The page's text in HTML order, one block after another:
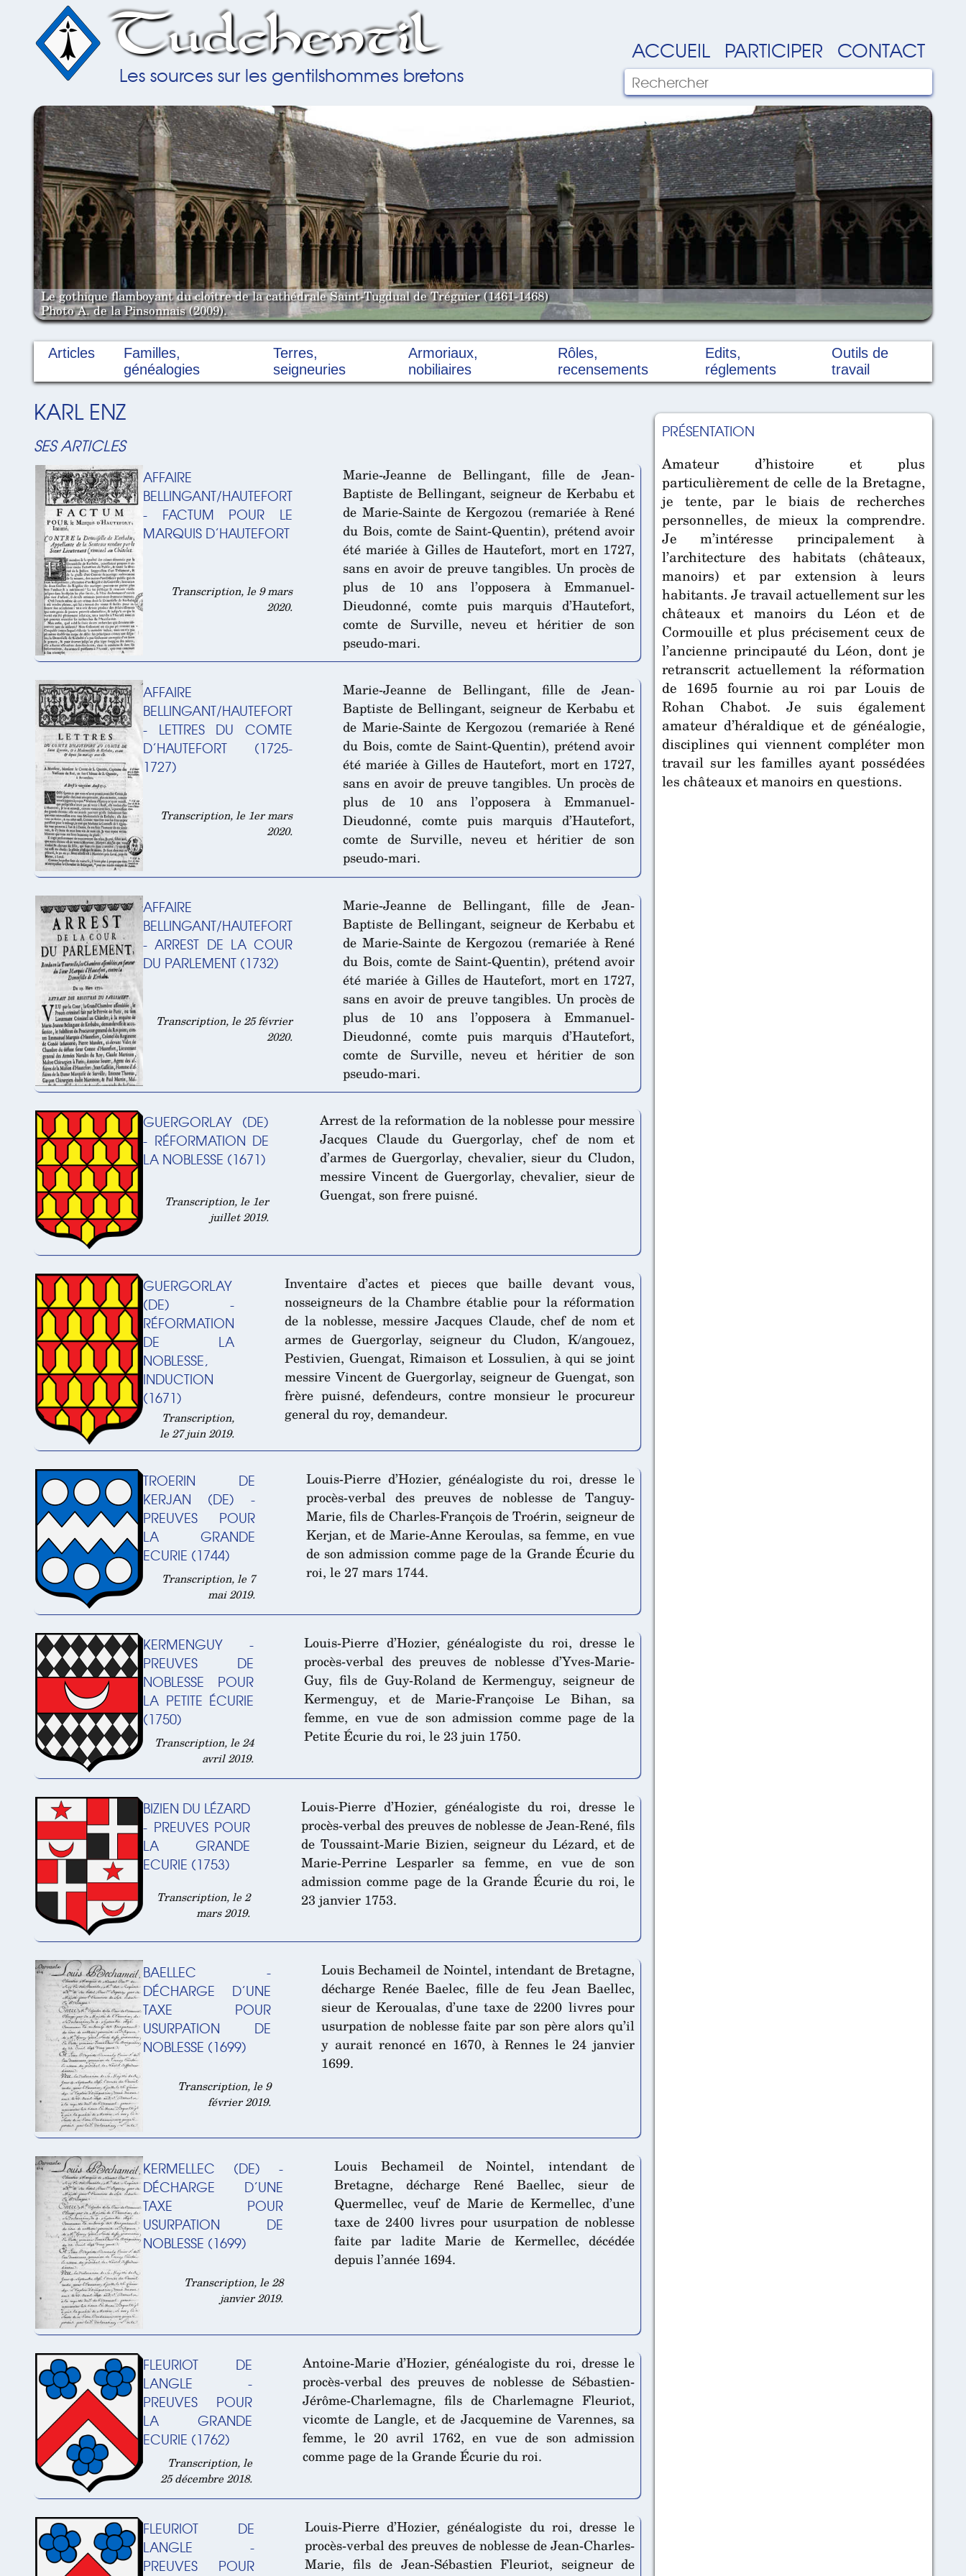
Tudchentil
Les sources sur les gentilshommes bretons
ACCUEIL PARTICIPER CONTACT
Le gothique flamboyant du cloître de la cathédrale Saint-Tugdual de Tréguier (1461-1468)
Photo A. de la Pinsonnais (2009).
Articles
Familles,
généalogies
Terres,
seigneuries
Armoriaux,
nobiliaires
Rôles,
recensements
Edits,
réglements
Outils de
travail
KARL ENZ
SES ARTICLES
AFFAIRE
BELLINGANT/HAUTEFORT
- FACTUM POUR LE
MARQUIS D’HAUTEFORT
Transcription, le 9 mars
2020.
Marie-Jeanne de Bellingant, fille de Jean-
Baptiste de Bellingant, seigneur de Kerbabu et
de Marie-Sainte de Kergozou (remariée à René
du Bois, comte de Saint-Quentin), prétend avoir
été mariée à Gilles de Hautefort, mort en 1727,
sans en avoir de preuve tangibles. Un procès de
plus de 10 ans l’opposera à Emmanuel-
Dieudonné, comte puis marquis d’Hautefort,
comte de Surville, neveu et héritier de son
pseudo-mari.
AFFAIRE
BELLINGANT/HAUTEFORT
- LETTRES DU COMTE
D’HAUTEFORT (1725-
1727)
Transcription, le 1er mars
2020.
Marie-Jeanne de Bellingant, fille de Jean-
Baptiste de Bellingant, seigneur de Kerbabu et
de Marie-Sainte de Kergozou (remariée à René
du Bois, comte de Saint-Quentin), prétend avoir
été mariée à Gilles de Hautefort, mort en 1727,
sans en avoir de preuve tangibles. Un procès de
plus de 10 ans l’opposera à Emmanuel-
Dieudonné, comte puis marquis d’Hautefort,
comte de Surville, neveu et héritier de son
pseudo-mari.
AFFAIRE
BELLINGANT/HAUTEFORT
- ARREST DE LA COUR
DU PARLEMENT (1732)
Transcription, le 25 février
2020.
Marie-Jeanne de Bellingant, fille de Jean-
Baptiste de Bellingant, seigneur de Kerbabu et
de Marie-Sainte de Kergozou (remariée à René
du Bois, comte de Saint-Quentin), prétend avoir
été mariée à Gilles de Hautefort, mort en 1727,
sans en avoir de preuve tangibles. Un procès de
plus de 10 ans l’opposera à Emmanuel-
Dieudonné, comte puis marquis d’Hautefort,
comte de Surville, neveu et héritier de son
pseudo-mari.
GUERGORLAY (DE)
- RÉFORMATION DE
LA NOBLESSE (1671)
Transcription, le 1er
juillet 2019.
Arrest de la reformation de la noblesse pour messire
Jacques Claude du Guergorlay, chef de nom et
d’armes de Guergorlay, chevalier, sieur du Cludon,
messire Vincent de Guergorlay, chevalier, sieur de
Guengat, son frere puisné.
GUERGORLAY
(DE) -
RÉFORMATION
DE LA
NOBLESSE,
INDUCTION
(1671)
Transcription,
le 27 juin 2019.
Inventaire d’actes et pieces que baille devant vous,
nosseigneurs de la Chambre établie pour la réformation
de la noblesse, messire Jacques Claude, chef de nom et
armes de Guergorlay, seigneur du Cludon, K/angouez,
Pestivien, Guengat, Rimaison et Lossulien, à qui se joint
messire Vincent de Guergorlay, seigneur de Guengat, son
frère puisné, defendeurs, contre monsieur le procureur
general du roy, demandeur.
TROERIN DE
KERJAN (DE) -
PREUVES POUR
LA GRANDE
ECURIE (1744)
Transcription, le 7
mai 2019.
Louis-Pierre d’Hozier, généalogiste du roi, dresse le
procès-verbal des preuves de noblesse de Tanguy-
Marie, fils de Charles-François de Troérin, seigneur de
Kerjan, et de Marie-Anne Keroulas, sa femme, en vue
de son admission comme page de la Grande Écurie du
roi, le 27 mars 1744.
KERMENGUY -
PREUVES DE
NOBLESSE POUR
LA PETITE ÉCURIE
(1750)
Transcription, le 24
avril 2019.
Louis-Pierre d’Hozier, généalogiste du roi, dresse le
procès-verbal des preuves de noblesse d’Yves-Marie-
Guy, fils de Guy-Roland de Kermenguy, seigneur de
Kermenguy, et de Marie-Françoise Le Bihan, sa
femme, en vue de son admission comme page de la
Petite Écurie du roi, le 23 juin 1750.
BIZIEN DU LÉZARD
- PREUVES POUR
LA GRANDE
ECURIE (1753)
Transcription, le 2
mars 2019.
Louis-Pierre d’Hozier, généalogiste du roi, dresse le
procès-verbal des preuves de noblesse de Jean-René, fils
de Toussaint-Marie Bizien, seigneur du Lézard, et de
Marie-Perrine Lesparler sa femme, en vue de son
admission comme page de la Grande Écurie du roi, le
23 janvier 1753.
BAELLEC -
DÉCHARGE D’UNE
TAXE POUR
USURPATION DE
NOBLESSE (1699)
Transcription, le 9
février 2019.
Louis Bechameil de Nointel, intendant de Bretagne,
décharge Renée Baelec, fille de feu Jean Baellec,
sieur de Keroualas, d’une taxe de 2200 livres pour
usurpation de noblesse faite par son père alors qu’il
y aurait renoncé en 1670, à Rennes le 24 janvier
1699.
KERMELLEC (DE) -
DÉCHARGE D’UNE
TAXE POUR
USURPATION DE
NOBLESSE (1699)
Transcription, le 28
janvier 2019.
Louis Bechameil de Nointel, intendant de
Bretagne, décharge René Baellec, sieur de
Quermellec, veuf de Marie de Kermellec, d’une
taxe de 2400 livres pour usurpation de noblesse
faite par ladite Marie de Kermellec, décédée
depuis l’année 1694.
FLEURIOT DE
LANGLE -
PREUVES POUR
LA GRANDE
ECURIE (1762)
Transcription, le
25 décembre 2018.
Antoine-Marie d’Hozier, généalogiste du roi, dresse le
procès-verbal des preuves de noblesse de Sébastien-
Jérôme-Charlemagne, fils de Charlemagne Fleuriot,
vicomte de Langle, et de Jacquemine de Varennes, sa
femme, le 20 avril 1762, en vue de son admission
comme page de la Grande Écurie du roi.
FLEURIOT DE
LANGLE -
PREUVES POUR
Louis-Pierre d’Hozier, généalogiste du roi, dresse le
procès-verbal des preuves de noblesse de Jean-Charles-
Marie, fils de Jean-Sébastien Fleuriot, seigneur de
PRÉSENTATION
Amateur d’histoire et plus
particulièrement de celle de la Bretagne,
je tente, par le biais de recherches
personnelles, de mieux la comprendre.
Je m’intéresse principalement à
l’architecture des habitats (châteaux,
manoirs) et par extension à leurs
habitants. Je travail actuellement sur les
châteaux et manoirs du Léon et de
Cormouille et plus précisement ceux de
l’ancienne principauté du Léon, dont je
retranscrit actuellement la réformation
de 1695 fournie au roi par Louis de
Rohan Chabot. Je suis également
amateur d’héraldique et de généalogie,
disciplines qui viennent compléter mon
travail sur les familles ayant possédées
les châteaux et manoirs en questions.